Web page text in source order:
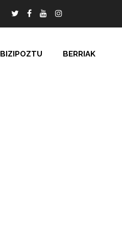
BIZIPOZTU BERRIAK